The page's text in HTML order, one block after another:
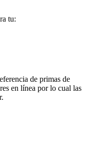
tu:
de primas de
en línea por lo cual las